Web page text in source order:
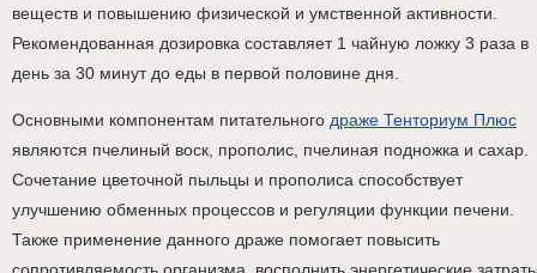
веществ и повышению физической и умственной активности.
Рекомендованная дозировка составляет 1 чайную ложку 3 раза в
день за 30 минут до еды в первой половине дня.
Основными компонентам питательного драже Тенториум Плюс
являются пчелиный воск, прополис, пчелиная подножка и сахар.
Сочетание цветочной пыльцы и прополиса способствует
улучшению обменных процессов и регуляции функции печени.
Также применение данного драже помогает повысить